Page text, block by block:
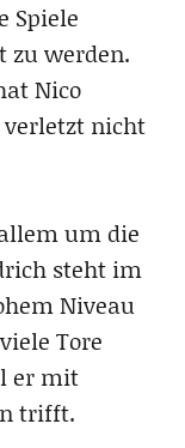
Spiele
werden.
Nico
verletzt nicht
um die
steht im
Niveau
Tore
er mit
trifft.